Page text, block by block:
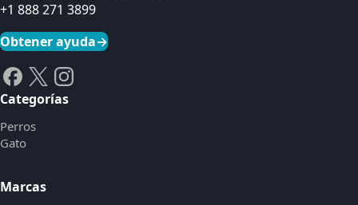
+1 888 271 3899
Obtener ayuda→
Categorías
Perros
Gato
Marcas